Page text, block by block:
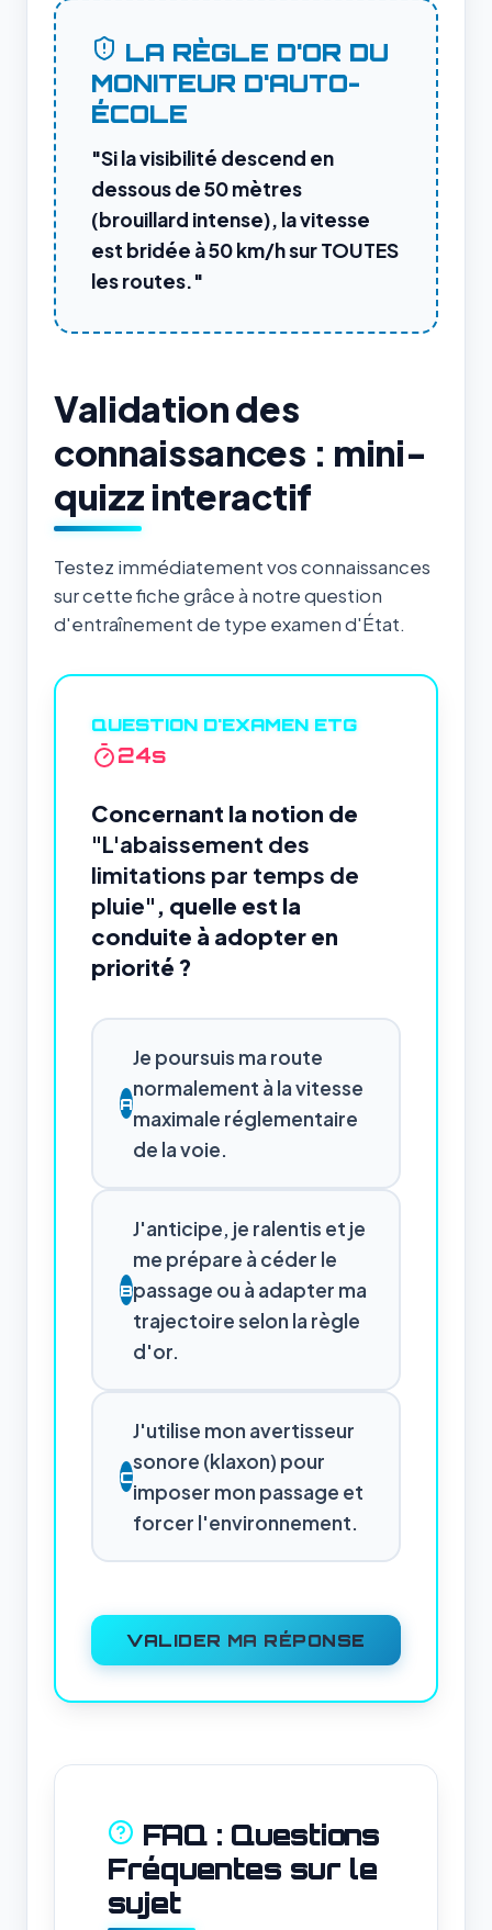
LA RÈGLE D'OR DU
MONITEUR D'AUTO-
ÉCOLE
"Si la visibilité descend en
dessous de 50 mètres
(brouillard intense), la vitesse
est bridée à 50 km/h sur TOUTES
les routes."
Validation des
connaissances : mini-
quizz interactif
Testez immédiatement vos connaissances
sur cette fiche grâce à notre question
d'entraînement de type examen d'État.
QUESTION D'EXAMEN ETG
23s
Concernant la notion de
"L'abaissement des
limitations par temps de
pluie" , quelle est la
conduite à adopter en
priorité ?
A
Je poursuis ma route
normalement à la vitesse
maximale réglementaire
de la voie.
B
J'anticipe, je ralentis et je
me prépare à céder le
passage ou à adapter ma
trajectoire selon la règle
d'or.
C
J'utilise mon avertisseur
sonore (klaxon) pour
imposer mon passage et
forcer l'environnement.
VALIDER MA RÉPONSE
FAQ : Questions
Fréquentes sur le
sujet